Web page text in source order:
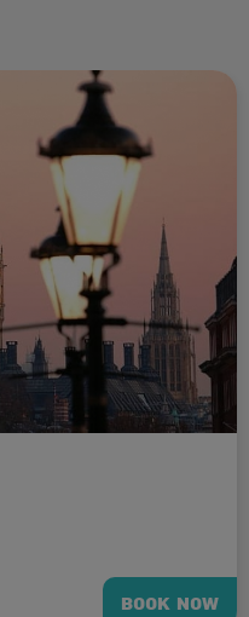
BOOK NOW